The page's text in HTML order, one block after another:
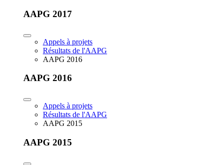
AAPG 2017
Appels à projets
Résultats de l'AAPG
AAPG 2016
AAPG 2016
Appels à projets
Résultats de l'AAPG
AAPG 2015
AAPG 2015